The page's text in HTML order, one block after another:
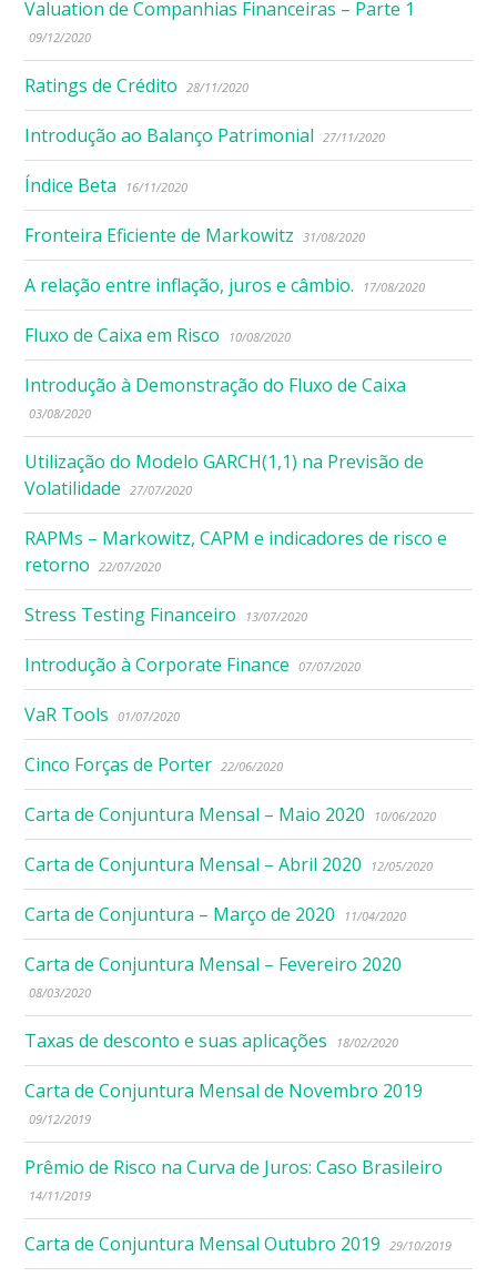
Valuation de Companhias Financeiras – Parte 1
09/12/2020
Ratings de Crédito 28/11/2020
Introdução ao Balanço Patrimonial 27/11/2020
Índice Beta 16/11/2020
Fronteira Eficiente de Markowitz 31/08/2020
A relação entre inflação, juros e câmbio. 17/08/2020
Fluxo de Caixa em Risco 10/08/2020
Introdução à Demonstração do Fluxo de Caixa
03/08/2020
Utilização do Modelo GARCH(1,1) na Previsão de
Volatilidade
27/07/2020
RAPMs – Markowitz, CAPM e indicadores de risco e
retorno
22/07/2020
Stress Testing Financeiro 13/07/2020
Introdução à Corporate Finance 07/07/2020
VaR Tools 01/07/2020
Cinco Forças de Porter 22/06/2020
Carta de Conjuntura Mensal – Maio 2020 10/06/2020
Carta de Conjuntura Mensal – Abril 2020 12/05/2020
Carta de Conjuntura – Março de 2020 11/04/2020
Carta de Conjuntura Mensal – Fevereiro 2020
08/03/2020
Taxas de desconto e suas aplicações 18/02/2020
Carta de Conjuntura Mensal de Novembro 2019
09/12/2019
Prêmio de Risco na Curva de Juros: Caso Brasileiro
14/11/2019
Carta de Conjuntura Mensal Outubro 2019 29/10/2019